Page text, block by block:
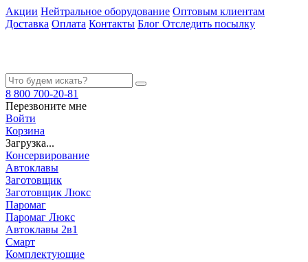
Акции Нейтральное оборудование Оптовым клиентам
Доставка Оплата Контакты Блог Отследить посылку
8 800 700-20-81
Перезвоните мне
Войти
Корзина
Загрузка...
Консервирование
Автоклавы
Заготовщик
Заготовщик Люкс
Паромаг
Паромаг Люкс
Автоклавы 2в1
Смарт
Комплектующие